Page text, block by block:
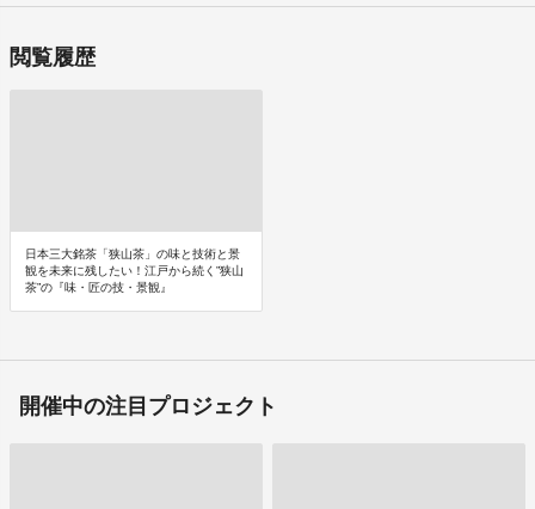
閲覧履歴
日本三大銘茶「狭山茶」の味と技術と景
観を未来に残したい！江戸から続く”狭山
茶”の『味・匠の技・景観』
開催中の注目プロジェクト